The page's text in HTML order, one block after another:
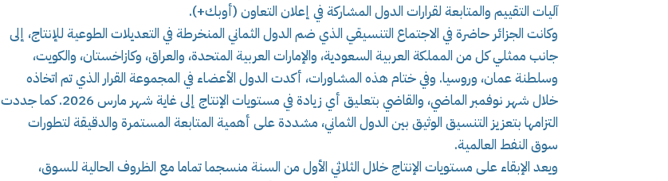
آليات التقييم والمتابعة لقرارات الدول المشاركة في إعلان التعاون (أوبك+).
وكانت الجزائر حاضرة في الاجتماع التنسيقي الذي ضم الدول الثماني المنخرطة في التعديلات الطوعية للإنتاج، إلى
جانب ممثلي كل من المملكة العربية السعودية، والإمارات العربية المتحدة، والعراق، وكازاخستان، والكويت،
وسلطنة عمان، وروسيا. وفي ختام هذه المشاورات، أكدت الدول الأعضاء في المجموعة القرار الذي تم اتخاذه
خلال شهر نوفمبر الماضي، والقاضي بتعليق أي زيادة في مستويات الإنتاج إلى غاية شهر مارس 2026. كما جددت
التزامها بتعزيز التنسيق الوثيق بين الدول الثماني، مشددة على أهمية المتابعة المستمرة والدقيقة لتطورات
سوق النفط العالمية.
ويعد الإبقاء على مستويات الإنتاج خلال الثلاثي الأول من السنة منسجما تماما مع الظروف الحالية للسوق،